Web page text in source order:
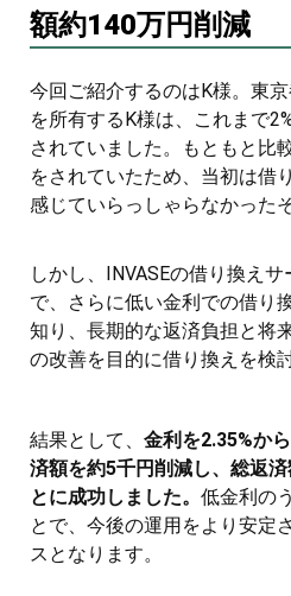
額約140万円削減
今回ご紹介するのはK様。東
を所有するK様は、これまで
されていました。もともと比
をされていたため、当初は借
感じていらっしゃらなかった
しかし、INVASEの借り換え
で、さらに低い金利での借り
知り、長期的な返済負担と将
の改善を目的に借り換えを検
結果として、 金利を2.35%か
済額を約5千円削減し、総返
とに成功しました。 低金利の
とで、今後の運用をより安定
スとなります。